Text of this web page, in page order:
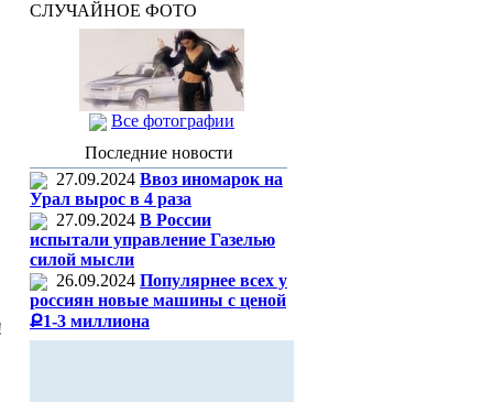
СЛУЧАЙНОЕ ФОТО
Все фотографии
Последние новости
27.09.2024 Ввоз иномарок на
Урал вырос в 4 раза
27.09.2024 В России
испытали управление Газелью
силой мысли
26.09.2024 Популярнее всех у
россиян новые машины с ценой
Ք1-3 миллиона